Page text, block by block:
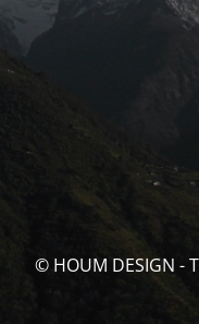
© HOUM DESIGN -